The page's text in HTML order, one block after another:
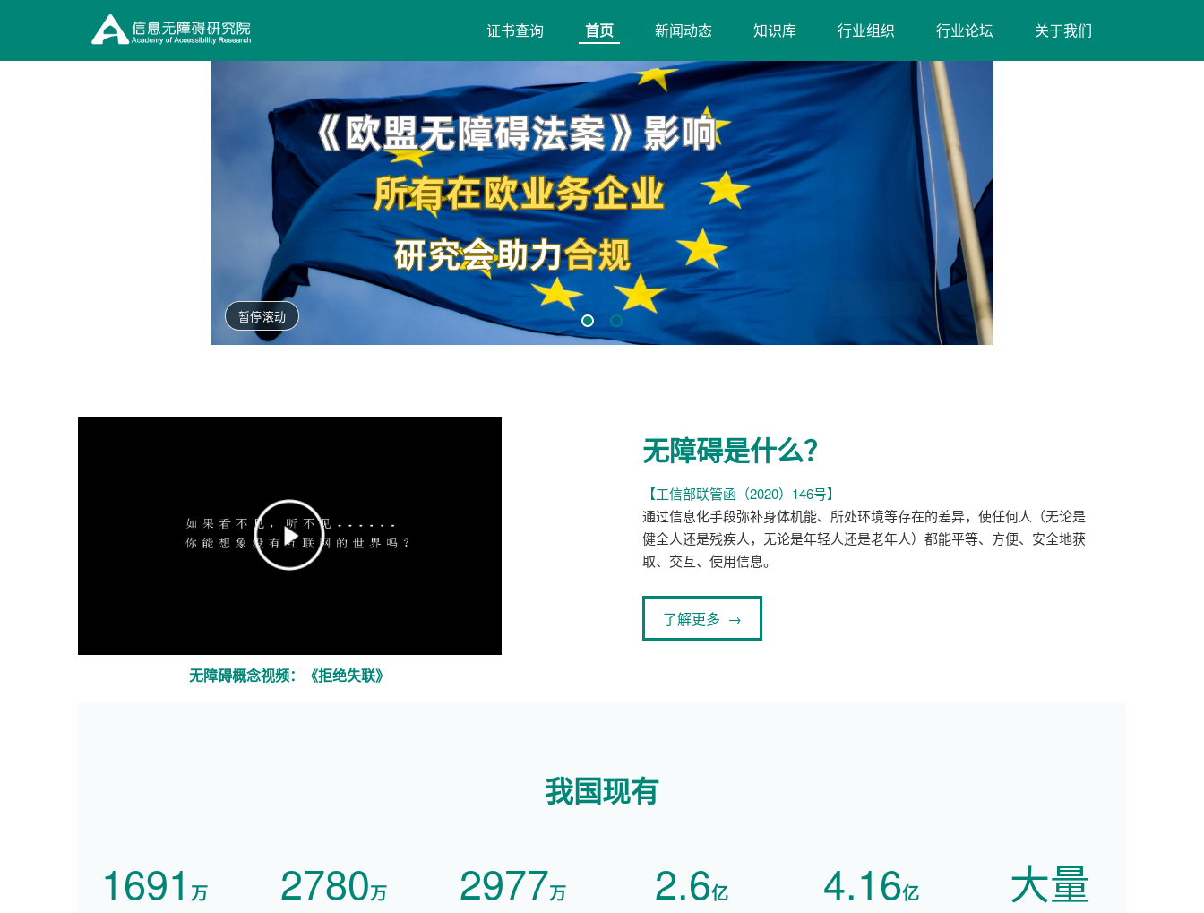
信
息 证书查询 首页 新闻动态 知识库 行业组织
窗
开）
行业论坛（在
窗
关于我们
暂停滚动
无障碍概念视频：《拒绝失联》
无障碍是什么？
【工信部联管函（2020）146号】
通过信息化手段弥补身体机能、所处环境等存在的差异，使任何人（无论是
健全人还是残疾人，无论是年轻人还是老年人）都能平等、方便、安全地获
取、交互、使用信息。
了解更多 →
我国现有
1691 万 2780万 2977万 2.6亿 4.16亿 大量